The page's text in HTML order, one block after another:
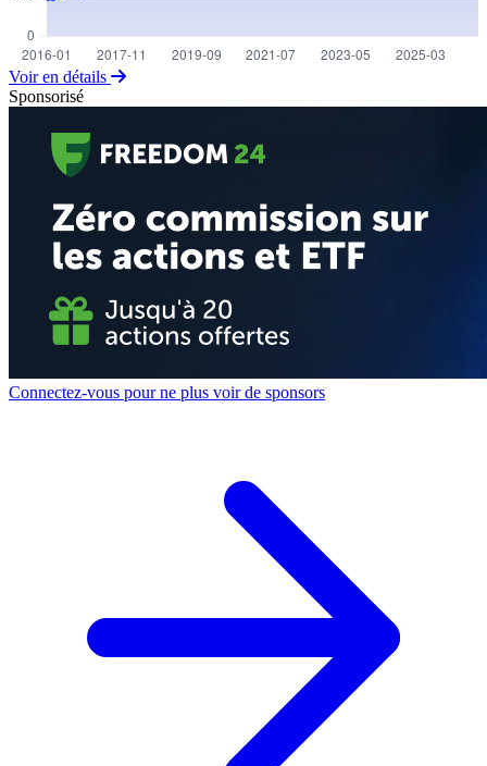
Voir en détails
Sponsorisé
Connectez-vous pour ne plus voir de sponsors